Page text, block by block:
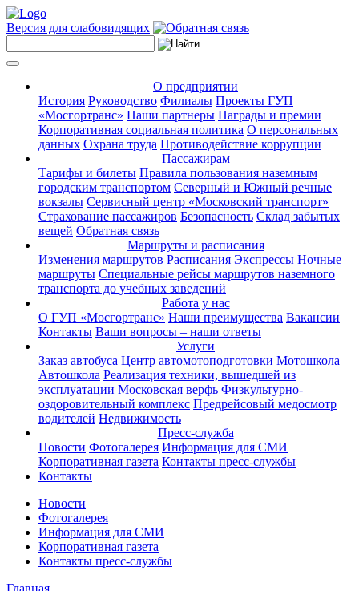
Версия для слабовидящих
О предприятии
История Руководство Филиалы Проекты ГУП
«Мосгортранс» Наши партнеры Награды и премии
Корпоративная социальная политика О персональных
данных Охрана труда Противодействие коррупции
Пассажирам
Тарифы и билеты Правила пользования наземным
городским транспортом Северный и Южный речные
вокзалы Сервисный центр «Московский транспорт»
Страхование пассажиров Безопасность Склад забытых
вещей Обратная связь
Маршруты и расписания
Изменения маршрутов Расписания Экспрессы Ночные
маршруты Специальные рейсы маршрутов наземного
транспорта до учебных заведений
Работа у нас
О ГУП «Мосгортранс» Наши преимущества Вакансии
Контакты Ваши вопросы – наши ответы
Услуги
Заказ автобуса Центр автомотоподготовки Мотошкола
Автошкола Реализация техники, вышедшей из
эксплуатации Московская верфь Физкультурно-
оздоровительный комплекс Предрейсовый медосмотр
водителей Недвижимость
Пресс-служба
Новости Фотогалерея Информация для СМИ
Корпоративная газета Контакты пресс-службы
Контакты
Новости
Фотогалерея
Информация для СМИ
Корпоративная газета
Контакты пресс-службы
Главная